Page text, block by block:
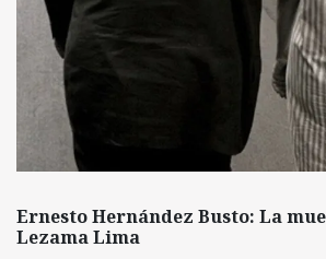
Ernesto Hernández Busto: La
Lezama Lima